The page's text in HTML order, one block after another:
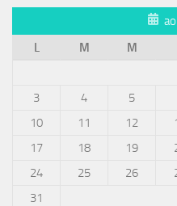
L
M M
3
4 5
10
11 12
17
18 19
24
25 26
31